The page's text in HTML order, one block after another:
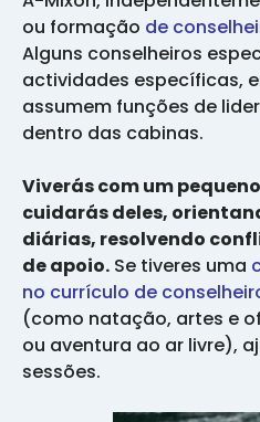
ou formação de
Alguns conselheiros
actividades específicas,
assumem funções de
dentro das cabinas.
Viverás com um
cuidarás deles,
diárias, resolvendo
de apoio. Se tiveres uma
no currículo de
(como natação, artes e
ou aventura ao ar livre),
sessões.